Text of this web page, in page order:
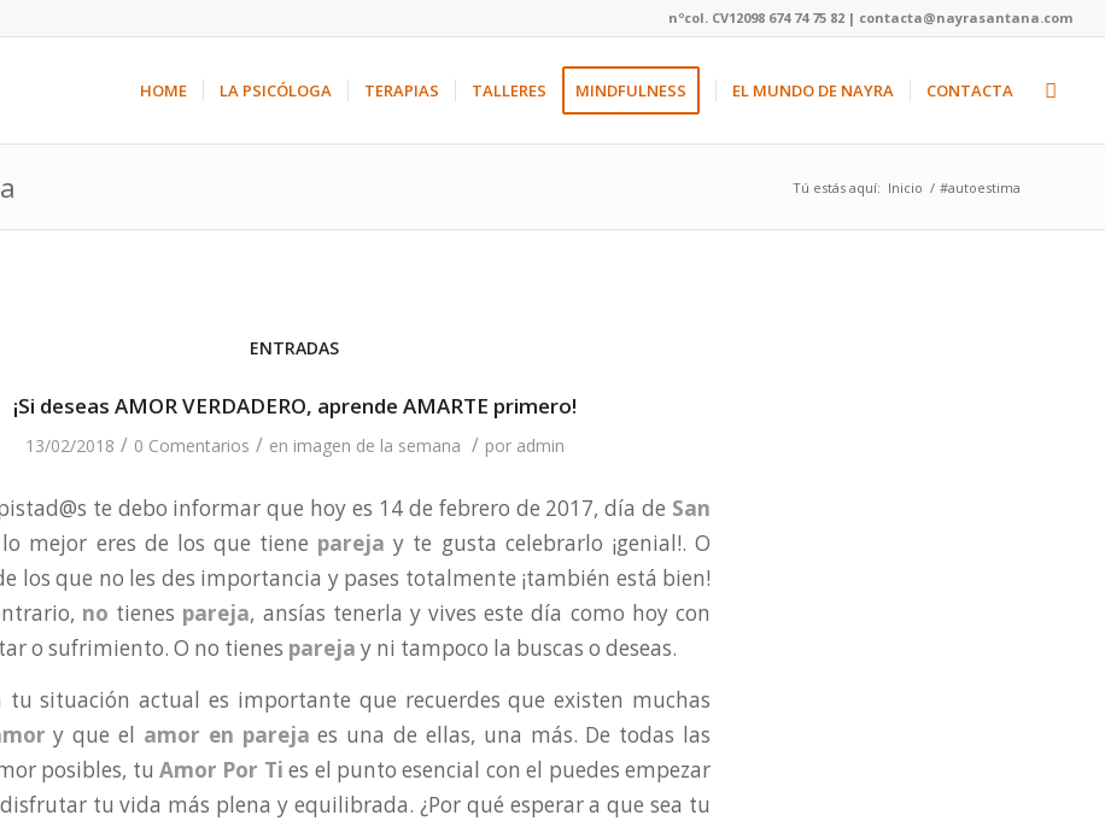
nºcol. CV12098 674 74 75 82 | contacta@nayrasantana.com
HOME LA PSICÓLOGA TERAPIAS TALLERES MINDFULNESS EL MUNDO DE NAYRA CONTACTA
Tú estás aquí: Inicio / #autoestima
ENTRADAS
¡Si deseas AMOR VERDADERO, aprende AMARTE primero!
13/02/2018 / 0 Comentarios / en imagen de la semana / por admin
te debo informar que hoy es 14 de febrero de 2017, día de San
mejor eres de los que tiene parejay te gusta celebrarlo ¡genial!. O
los que no les des importancia y pases totalmente ¡también está bien!
no tienes pareja, ansías tenerla y vives este día como hoy con
o sufrimiento. O no tienes pareja y ni tampoco la buscas o deseas.
tu situación actual es importante que recuerdes que existen muchas
y que el amor en pareja es una de ellas, una más. De todas las
posibles, tu Amor Por Ti es el punto esencial con el puedes empezar
tu vida más plena y equilibrada. ¿Por qué esperar a que sea tu